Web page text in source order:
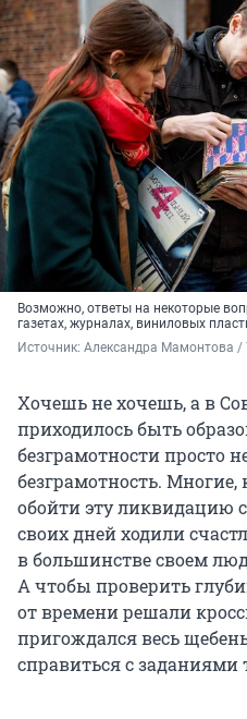
Возможно, ответы на некоторые
газетах, журналах, виниловых
Источник: Александра Мамонтова /
Хочешь не хочешь, а в
приходилось быть
безграмотности просто
безграмотность.
обойти эту ликвидацию
своих дней ходили
в большинстве своем
А чтобы проверить
от времени решали
пригождался весь
справиться с заданиями